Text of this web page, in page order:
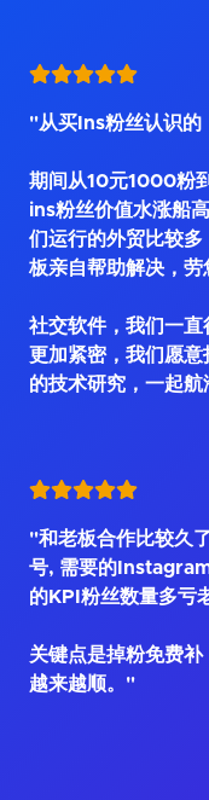
"从买Ins粉丝认识的
期间从10元1000粉
ins粉丝价值水涨船
们运行的外贸比较
板亲自帮助解决，劳
社交软件，我们一
更加紧密，我们愿
的技术研究，一起
"和老板合作比较久
号, 需要的
的KPI粉丝数量多亏
关键点是掉粉免费
越来越顺。"